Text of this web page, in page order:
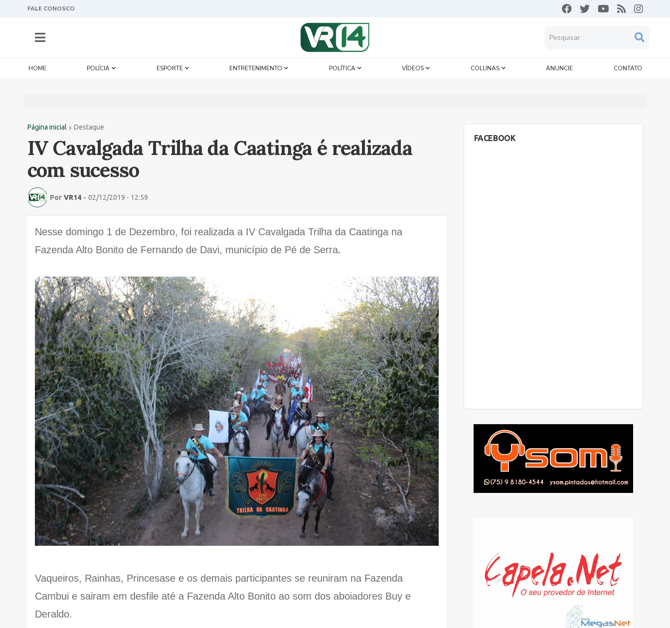
FALE CONOSCO
HOME POLÍCIA ESPORTE ENTRETENIMENTO POLÍTICA VÍDEOS COLUNAS ANUNCIE CONTATO
Página inicial Destaque
IV Cavalgada Trilha da Caatinga é realizada
com sucesso
Por VR14 - 02/12/2019 - 12:59
Nesse domingo 1 de Dezembro, foi realizada a IV Cavalgada Trilha da Caatinga na
Fazenda Alto Bonito de Fernando de Davi, município de Pé de Serra.
Vaqueiros, Rainhas, Princesase e os demais participantes se reuniram na Fazenda
Cambui e sairam em desfile até a Fazenda Alto Bonito ao som dos aboiadores Buy e
Deraldo.
FACEBOOK